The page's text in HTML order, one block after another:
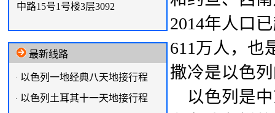
中路15号1号楼3层3092
最新线路
· 以色列一地经典八天地接行程
· 以色列土耳其十一天地接行程
2014年人口
611万人，也
撒冷是以色
以色列是中